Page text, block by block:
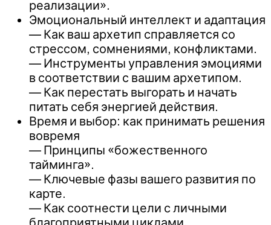
реализации».
Эмоциональный интеллект и адаптация
— Как ваш архетип справляется со
стрессом, сомнениями, конфликтами.
— Инструменты управления эмоциями
в соответствии с вашим архетипом.
— Как перестать выгорать и начать
питать себя энергией действия.
Время и выбор: как принимать решения
вовремя
— Принципы «божественного
тайминга».
— Ключевые фазы вашего развития по
карте.
— Как соотнести цели с личными